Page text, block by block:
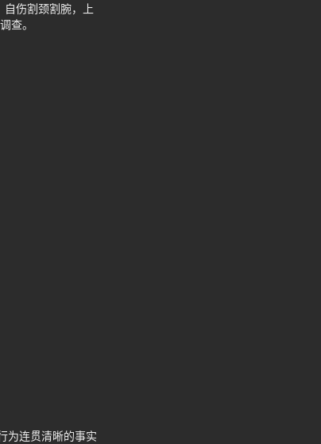
自伤割颈割腕，上
查。
为连贯清晰的事实